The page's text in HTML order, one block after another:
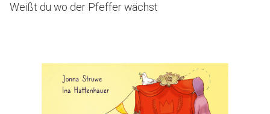
Weißt du wo der Pfeffer wächst